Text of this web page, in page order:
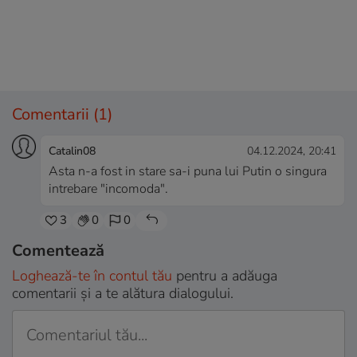
Comentarii (1)
Catalin08 04.12.2024, 20:41
Asta n-a fost in stare sa-i puna lui Putin o singura
intrebare "incomoda".
3 0 0
Comentează
Loghează-te în contul tău pentru a adăuga
comentarii și a te alătura dialogului.